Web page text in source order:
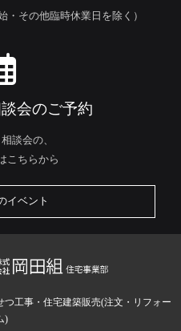
・その他臨時休業日を除く）
会のご予約
談会の、
こちらから
イベント
工事・住宅建築販売(注文・リフォー
)